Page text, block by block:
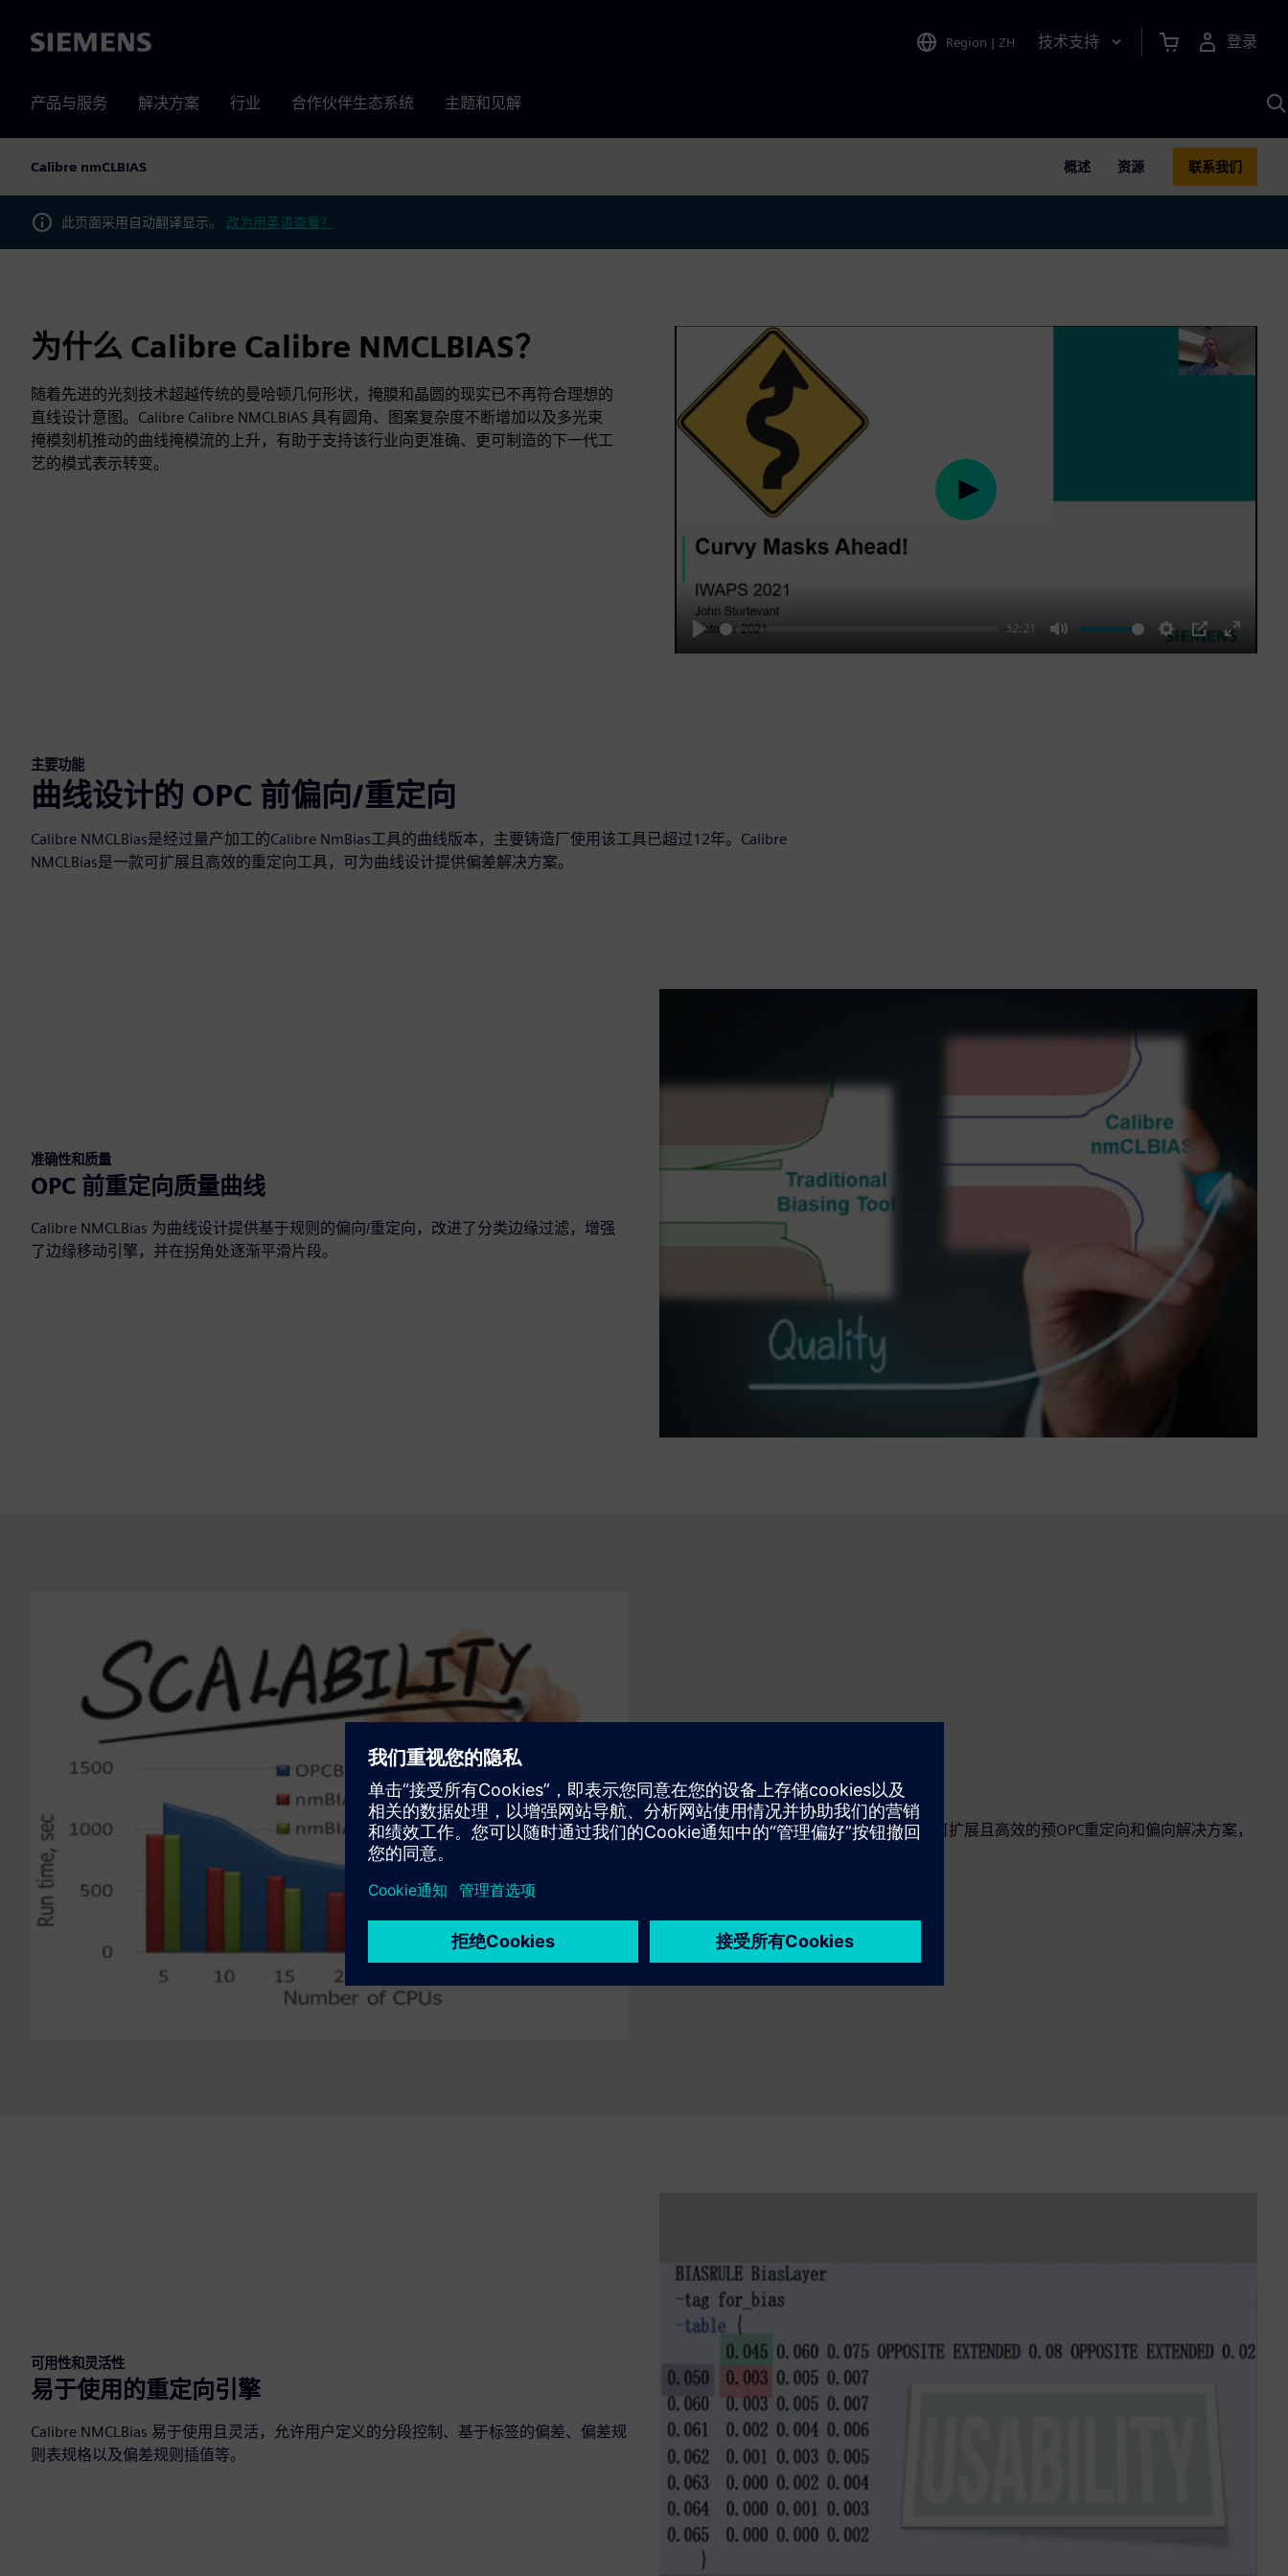
Siemens Region | ZH 技术支持 登录
产品与服务 解决方案 行业 合作伙伴生态系统 主题和见解
Calibre nmCLBIAS 概述 资源 联系我们
此页面采用自动翻译显示。 改为用英语查看？
为什么 Calibre Calibre NMCLBIAS？
随着先进的光刻技术超越传统的曼哈顿几何形状，掩膜和晶圆的现实已不再符合理想的
直线设计意图。Calibre Calibre NMCLBIAS 具有圆角、图案复杂度不断增加以及多光束
掩模刻机推动的曲线掩模流的上升，有助于支持该行业向更准确、更可制造的下一代工
艺的模式表示转变。
Play
32:21
Mute Settings
PIP
Enter
Play
主要功能
曲线设计的 OPC 前偏向/重定向
Calibre NMCLBias是经过量产加工的Calibre NmBias工具的曲线版本，主要铸造厂使用该工具已超过12年。Calibre
NMCLBias是一款可扩展且高效的重定向工具，可为曲线设计提供偏差解决方案。
准确性和质量
OPC 前重定向质量曲线
Calibre NMCLBias 为曲线设计提供基于规则的偏向/重定向，改进了分类边缘过滤，增强
了边缘移动引擎，并在拐角处逐渐平滑片段。
出色的运行时性能
Calibre Calibre NMCLBias重定向引擎提供可扩展且高效的预OPC重定向和偏向解决方案，
可用性和灵活性
易于使用的重定向引擎
Calibre NMCLBias 易于使用且灵活，允许用户定义的分段控制、基于标签的偏差、偏差规
则表规格以及偏差规则插值等。